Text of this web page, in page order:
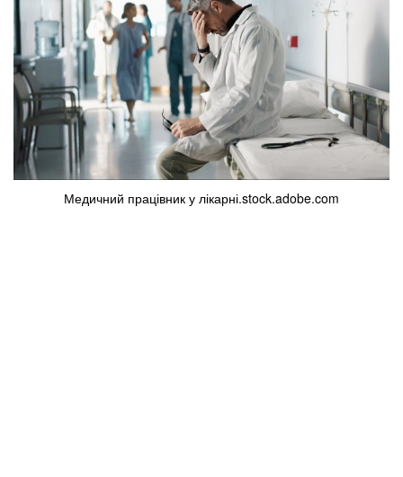
Медичний працівник у лікарні.stock.adobe.com